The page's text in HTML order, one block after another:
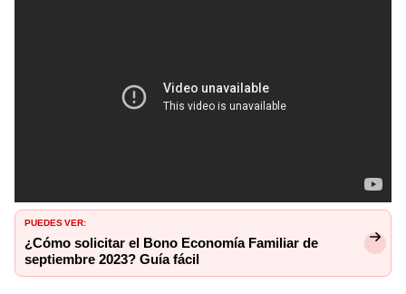
PUEDES VER:
¿Cómo solicitar el Bono Economía Familiar de
septiembre 2023? Guía fácil